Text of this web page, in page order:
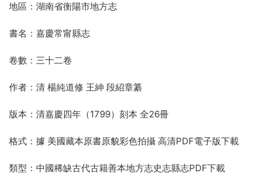
地區：湖南省衡陽市地方志
書名：嘉慶常甯縣志
卷數：三十二卷
作者：清 楊純道修 王紳 段紹章纂
版本：清嘉慶四年（1799）刻本 全26冊
格式：據 美國藏本原書原貌彩色拍攝 高清PDF電子版下載
類型：中國稀缺古代古籍善本地方志史志縣志PDF下載